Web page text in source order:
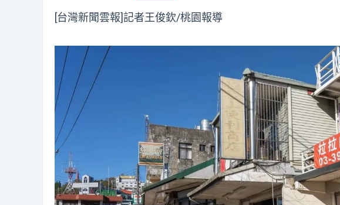
[台灣新聞雲報]記者王俊欽/桃園報導